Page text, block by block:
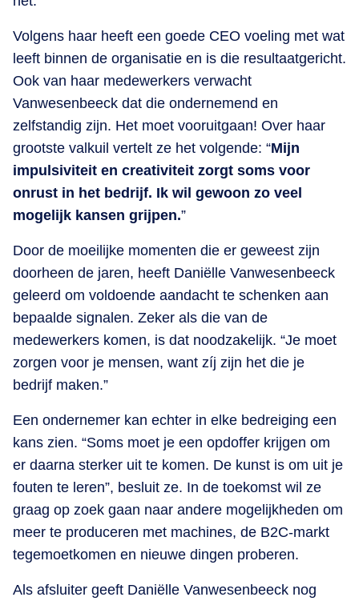
Volgens haar heeft een goede CEO voeling met wat
leeft binnen de organisatie en is die resultaatgericht.
Ook van haar medewerkers verwacht
Vanwesenbeeck dat die ondernemend en
zelfstandig zijn. Het moet vooruitgaan! Over haar
grootste valkuil vertelt ze het volgende: “Mijn
impulsiviteit en creativiteit zorgt soms voor
onrust in het bedrijf. Ik wil gewoon zo veel
mogelijk kansen grijpen.”
Door de moeilijke momenten die er geweest zijn
doorheen de jaren, heeft Daniëlle Vanwesenbeeck
geleerd om voldoende aandacht te schenken aan
bepaalde signalen. Zeker als die van de
medewerkers komen, is dat noodzakelijk. “Je moet
zorgen voor je mensen, want zíj zijn het die je
bedrijf maken.”
Een ondernemer kan echter in elke bedreiging een
kans zien. “Soms moet je een opdoffer krijgen om
er daarna sterker uit te komen. De kunst is om uit je
fouten te leren”, besluit ze. In de toekomst wil ze
graag op zoek gaan naar andere mogelijkheden om
meer te produceren met machines, de B2C-markt
tegemoetkomen en nieuwe dingen proberen.
Als afsluiter geeft Daniëlle Vanwesenbeeck nog